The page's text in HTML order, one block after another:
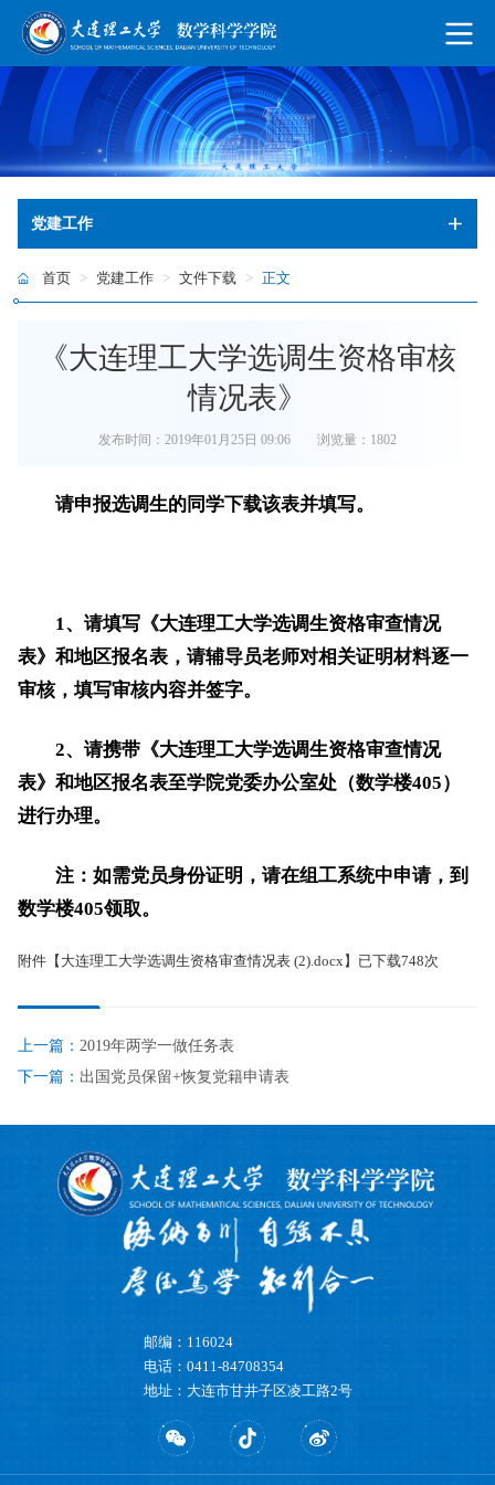
党建工作
首页 > 党建工作 > 文件下载 > 正文
《大连理工大学选调生资格审核
情况表》
发布时间：2019年01月25日 09:06 浏览量： 1802
请申报选调生的同学下载该表并填写。
1、请填写《大连理工大学选调生资格审查情况
表》和地区报名表，请辅导员老师对相关证明材料逐一
审核，填写审核内容并签字。
2、请携带《大连理工大学选调生资格审查情况
表》 和地区报名表至学院党委办公室处（数学楼405）
进行办理。
注： 如需党员身份证明，请在组工系统中申请，到
数学楼405领取。
附件【 大连理工大学选调生资格审查情况表 (2).docx】已下载748次
上一篇： 2019年两学一做任务表
下一篇： 出国党员保留+恢复党籍申请表
邮编：116024
电话：0411-84708354
地址：大连市甘井子区凌工路2号